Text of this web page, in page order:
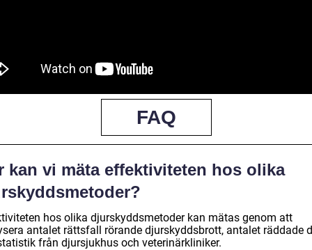
FAQ
kan vi mäta effektiviteten hos olika
hos olika djurskyddsmetoder kan mätas genom att
antalet rättsfall rörande djurskyddsbrott, antalet räddade
från djursjukhus och veterinärkliniker.